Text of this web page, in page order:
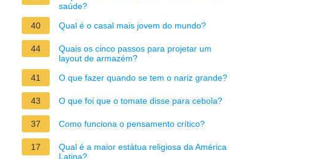
saúde?
40
Qual é o casal mais jovem do mundo?
44
Quais os cinco passos para projetar um
layout de armazém?
41
O que fazer quando se tem o nariz grande?
43 O que foi que o tomate disse para cebola?
37 Como funciona o pensamento crítico?
17
Qual é a maior estátua religiosa da América
Latina?